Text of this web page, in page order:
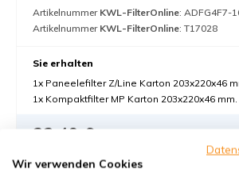
Artikelnummer KWL-FilterOnline: ADFG4F7-
Artikelnummer KWL-FilterOnline: T17028
Sie erhalten
1x Paneelefilter Z/Line Karton 203x220x46
1x Kompaktfilter MP Karton 203x220x46 mm.
32,40 €
Wir verwenden Cookies